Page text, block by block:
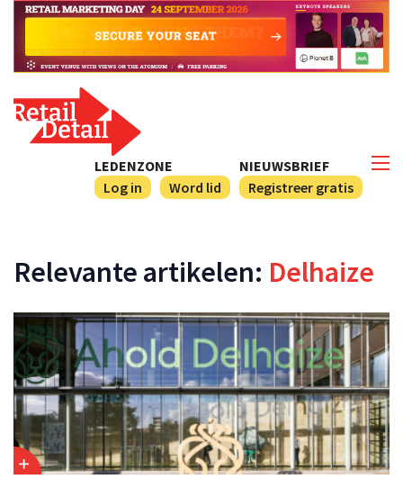
NIEUWSBRIEF
Registreer gratis
LEDENZONE
Log in
Word lid
Relevante artikelen: Delhaize